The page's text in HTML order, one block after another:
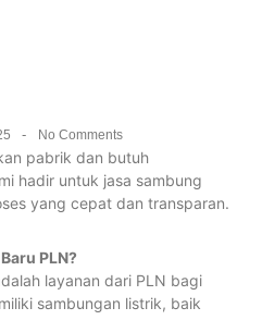
- No Comments
pabrik dan butuh
hadir untuk jasa sambung
yang cepat dan transparan.
PLN?
layanan dari PLN bagi
sambungan listrik, baik